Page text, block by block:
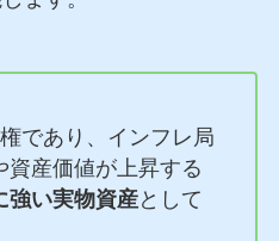
であり、インフレ局
資産価値が上昇する
強い実物資産として